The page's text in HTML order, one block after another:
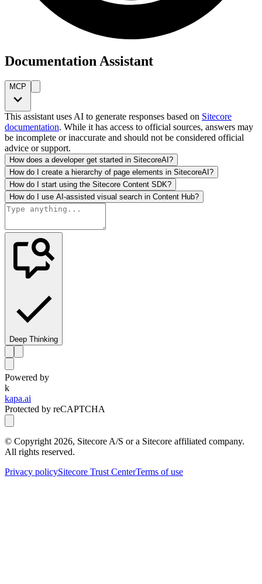
Documentation Assistant
MCP
This assistant uses AI to generate responses based on Sitecore
documentation. While it has access to official sources, answers may
be incomplete or inaccurate and should not be considered official
advice or support.
How does a developer get started in SitecoreAI?
How do I create a hierarchy of page elements in SitecoreAI?
How do I start using the Sitecore Content SDK?
How do I use AI-assisted visual search in Content Hub?
Deep Thinking
Powered by
k
kapa.ai
Protected by reCAPTCHA
© Copyright2026, Sitecore A/S or a Sitecore affiliated company.
All rights reserved.
Privacy policySitecore Trust CenterTerms of use